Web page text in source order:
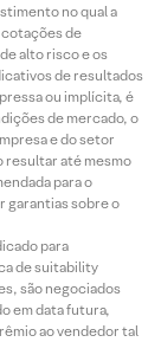
no qual a
de
alto risco e os
de resultados
ou implícita, é
de mercado, o
e do setor
resultar até mesmo
para o
garantias sobre o
para
de suitability
são negociados
em data futura,
ao vendedor tal